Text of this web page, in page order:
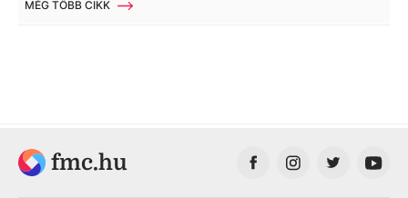
MÉG TÖBB CIKK
fmc.hu